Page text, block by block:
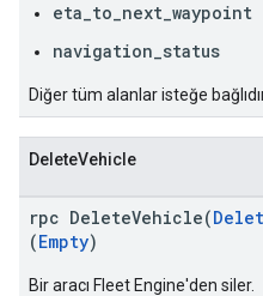
eta_to_next_waypoint
navigation_status
Diğer tüm alanlar isteğe
DeleteVehicle
rpc DeleteVehicle(
(Empty)
Bir aracı Fleet Engine'den siler.